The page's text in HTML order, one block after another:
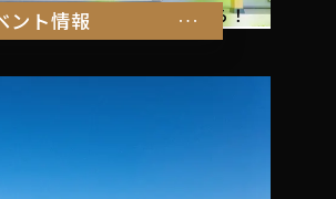
ント情報
るイベント情報はこちらから！